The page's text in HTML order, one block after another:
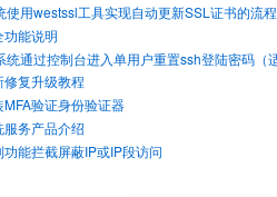
使用westssl工具实现自动更新SSL证书的流程
功能说明
统通过控制台进入单用户重置ssh登陆密码（
复升级教程
验证身份验证器
务产品介绍
能拦截屏蔽IP或IP段访问